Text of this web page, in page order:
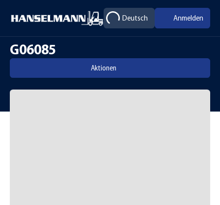
Deutsch Anmelden
G06085
Aktionen